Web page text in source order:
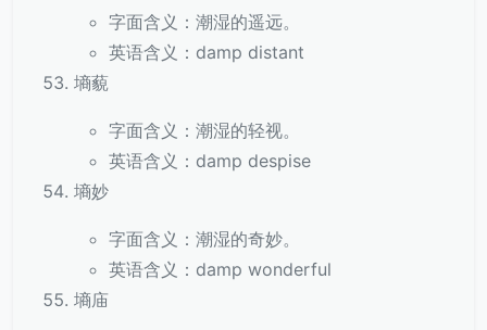
字面含义：潮湿的遥远。
英语含义：damp distant
墒藐
字面含义：潮湿的轻视。
英语含义：damp despise
墒妙
字面含义：潮湿的奇妙。
英语含义：damp wonderful
墒庙